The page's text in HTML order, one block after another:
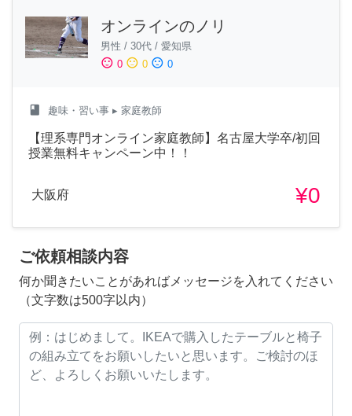
オンラインのノリ
男性 / 30代 / 愛知県
sentiment_satisfied 0 sentiment_neutral 0 sentiment_dissatisfied 0
class 趣味・習い事 ▸ 家庭教師
【理系専門オンライン家庭教師】名古屋大学卒/初回
授業無料キャンペーン中！！
大阪府 ¥0
ご依頼相談内容
何か聞きたいことがあればメッセージを入れてください
（文字数は500字以内）